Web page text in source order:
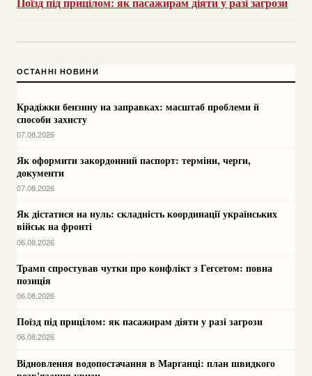
ОСТАННІ НОВИНИ
Крадіжки бензину на заправках: масштаб проблеми й
способи захисту
07.08.2026
Як оформити закордонний паспорт: терміни, черги,
документи
07.08.2026
Як дістатися на нуль: складність координації українських
військ на фронті
06.08.2026
Трамп спростував чутки про конфлікт з Гегсетом: повна
позиція
06.08.2026
Поїзд під прицілом: як пасажирам діяти у разі загрози
06.08.2026
Відновлення водопостачання в Марганці: план швидкого